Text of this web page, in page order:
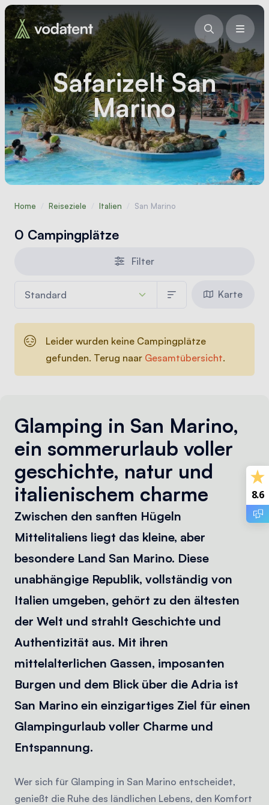
Safarizelt San
Marino
Home Reiseziele Italien San Marino
0 Campingplätze
Filter
Karte
Leider wurden keine Campingplätze
gefunden. Terug naar Gesamtübersicht.
Glamping in San Marino,
ein sommerurlaub voller
geschichte, natur und
italienischem charme
Zwischen den sanften Hügeln
Mittelitaliens liegt das kleine, aber
besondere Land San Marino. Diese
unabhängige Republik, vollständig von
Italien umgeben, gehört zu den ältesten
der Welt und strahlt Geschichte und
Authentizität aus. Mit ihren
mittelalterlichen Gassen, imposanten
Burgen und dem Blick über die Adria ist
San Marino ein einzigartiges Ziel für einen
Glampingurlaub voller Charme und
Entspannung.
Wer sich für Glamping in San Marino entscheidet,
genießt die Ruhe des ländlichen Lebens, den Komfort
8.6